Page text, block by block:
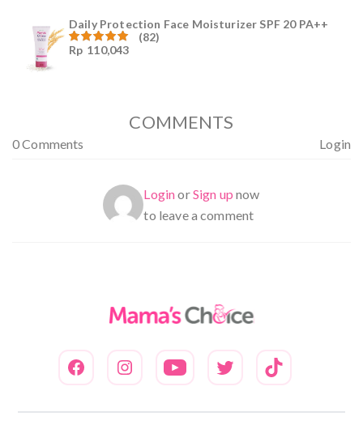
Daily Protection Face Moisturizer SPF 20 PA++
Dinilai
(82)
Rp 110,043
COMMENTS
0 Comments Login
LoginorSign up now
to leave a comment